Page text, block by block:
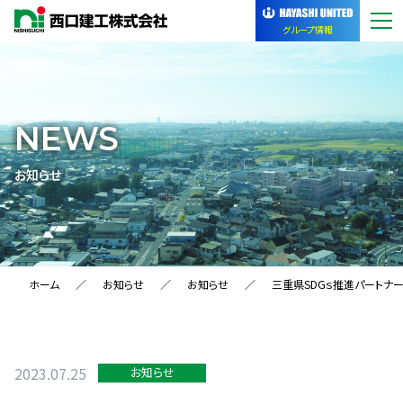
グループ情報
NEWS
お知らせ
ホーム お知らせ お知らせ 三重県SDGｓ推進パートナ
2023.07.25 お知らせ